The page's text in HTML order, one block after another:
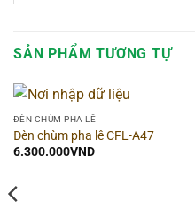
SẢN PHẨM TƯƠNG TỰ
ĐÈN CHÙM PHA LÊ
Đèn chùm pha lê CFL-A47
6.300.000VND